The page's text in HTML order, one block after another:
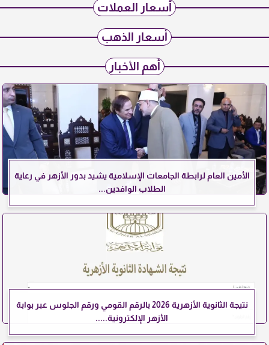
أسعار العملات
أسعار الذهب
أهم الأخبار
الأمين العام لرابطة الجامعات الإسلامية يشيد بدور الأزهر في رعاية
الطلاب الوافدين...
نتيجة الثانوية الأزهرية 2026 بالرقم القومي ورقم الجلوس عبر بوابة
الأزهر الإلكترونية.....